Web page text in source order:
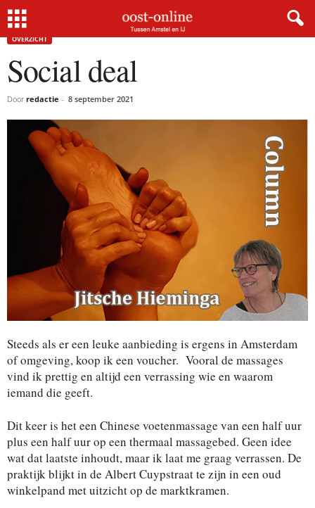
Home
OVERZICHT
Social deal
Door redactie - 8 september 2021
Steeds als er een leuke aanbieding is ergens in Amsterdam
of omgeving, koop ik een voucher. Vooral de massages
vind ik prettig en altijd een verrassing wie en waarom
iemand die geeft.
Dit keer is het een Chinese voetenmassage van een half uur
plus een half uur op een thermaal massagebed. Geen idee
wat dat laatste inhoudt, maar ik laat me graag verrassen. De
praktijk blijkt in de Albert Cuypstraat te zijn in een oud
winkelpand met uitzicht op de marktkramen.